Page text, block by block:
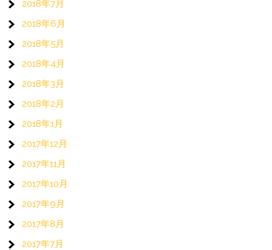
2018年7月
2018年6月
2018年5月
2018年4月
2018年3月
2018年2月
2018年1月
2017年12月
2017年11月
2017年10月
2017年9月
2017年8月
2017年7月